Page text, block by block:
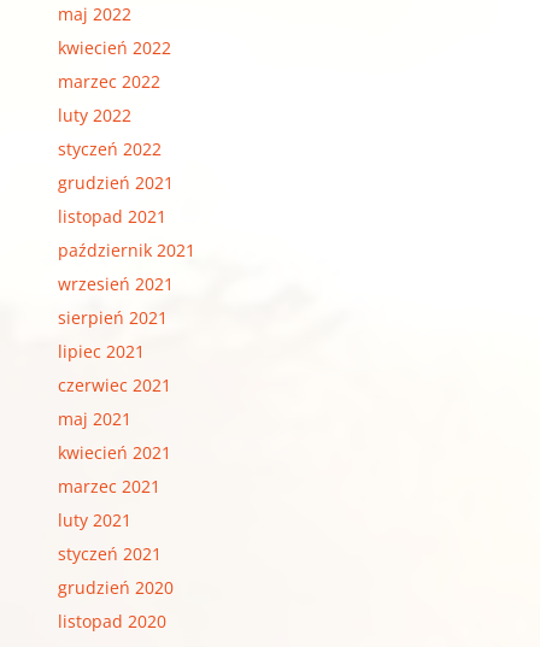
maj 2022
kwiecień 2022
marzec 2022
luty 2022
styczeń 2022
grudzień 2021
listopad 2021
październik 2021
wrzesień 2021
sierpień 2021
lipiec 2021
czerwiec 2021
maj 2021
kwiecień 2021
marzec 2021
luty 2021
styczeń 2021
grudzień 2020
listopad 2020